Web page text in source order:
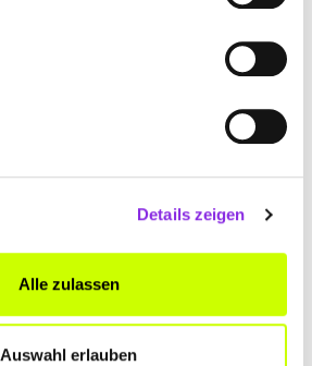
Details zeigen
Alle zulassen
Auswahl erlauben
| 54570 Niederstadtfeld DE